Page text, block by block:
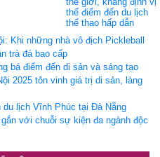
thế điểm đến du lịch
thể thao hấp dẫn
Khi những nhà vô địch Pickleball
trà đá bao cấp
bá điểm đến di sản và sáng tạo
2025 tôn vinh giá trị di sản, làng
du lịch Vĩnh Phúc tại Đà Nẵng
với chuỗi sự kiện đa ngành độc